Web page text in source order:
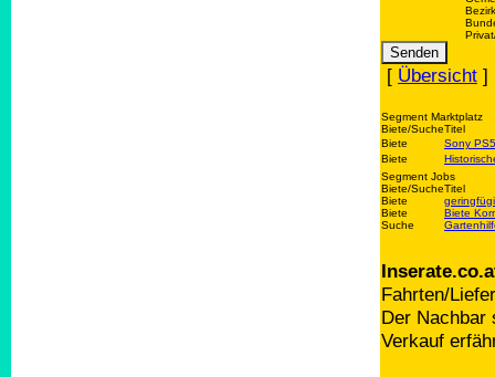
Bezirk
[ Übersicht
Segment Marktplatz
Biete/SucheTitel
Biete
Sony
Biete
Segment Jobs
Biete/SucheTitel
Biete
Biete
Biete
Suche
Fahrten/
Der Nachbar
Verkauf